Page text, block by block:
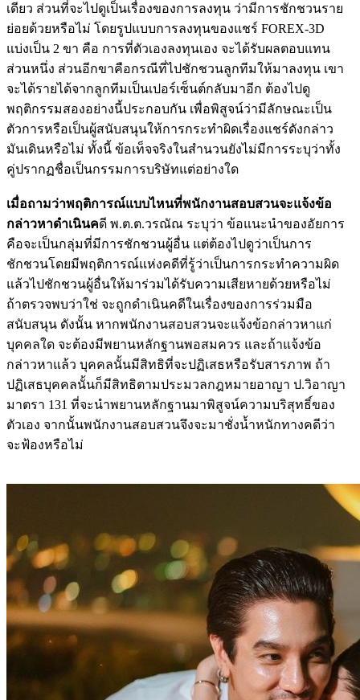
เดียว ส่วนที่จะไปดูเป็นเรื่องของการลงทุน ว่ามีการชักชวนราย
ย่อยด้วยหรือไม่ โดยรูปแบบการลงทุนของแชร์ FOREX-3D
แบ่งเป็น 2 ขา คือ การที่ตัวเองลงทุนเอง จะได้รับผลตอบแทน
ส่วนหนึ่ง ส่วนอีกขาคือกรณีที่ไปชักชวนลูกทีมให้มาลงทุน เขา
จะได้รายได้จากลูกทีมเป็นเปอร์เซ็นต์กลับมาอีก ต้องไปดู
พฤติกรรมสองอย่างนี้ประกอบกัน เพื่อพิสูจน์ว่ามีลักษณะเป็น
ตัวการหรือเป็นผู้สนับสนุนให้การกระทำผิดเรื่องแชร์ดังกล่าว
มันเดินหรือไม่ ทั้งนี้ ข้อเท็จจริงในสำนวนยังไม่มีการระบุว่าทั้ง
คู่ปรากฏชื่อเป็นกรรมการบริษัทแต่อย่างใด
เมื่อถามว่าพฤติการณ์แบบไหนที่พนักงานสอบสวนจะแจ้งข้อ
กล่าวหาดำเนินคดี พ.ต.ต.วรณัณ ระบุว่า ข้อแนะนำของอัยการ
คือจะเป็นกลุ่มที่มีการชักชวนผู้อื่น แต่ต้องไปดูว่าเป็นการ
ชักชวนโดยมีพฤติการณ์แห่งคดีที่รู้ว่าเป็นการกระทำความผิด
แล้วไปชักชวนผู้อื่นให้มาร่วมได้รับความเสียหายด้วยหรือไม่
ถ้าตรวจพบว่าใช่ จะถูกดำเนินคดีในเรื่องของการร่วมมือ
สนับสนุน ดังนั้น หากพนักงานสอบสวนจะแจ้งข้อกล่าวหาแก่
บุคคลใด จะต้องมีพยานหลักฐานพอสมควร และถ้าแจ้งข้อ
กล่าวหาแล้ว บุคคลนั้นมีสิทธิที่จะปฏิเสธหรือรับสารภาพ ถ้า
ปฏิเสธบุคคลนั้นก็มีสิทธิตามประมวลกฎหมายอาญา ป.วิอาญา
มาตรา 131 ที่จะนำพยานหลักฐานมาพิสูจน์ความบริสุทธิ์ของ
ตัวเอง จากนั้นพนักงานสอบสวนจึงจะมาชั่งน้ำหนักทางคดีว่า
จะฟ้องหรือไม่